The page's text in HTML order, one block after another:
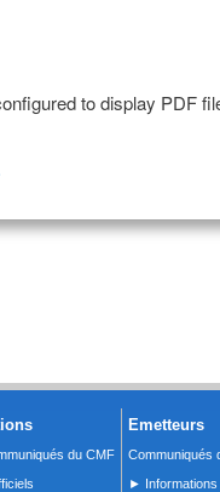
to display PDF
du CMF
Emetteurs
Communiqués
► Informations